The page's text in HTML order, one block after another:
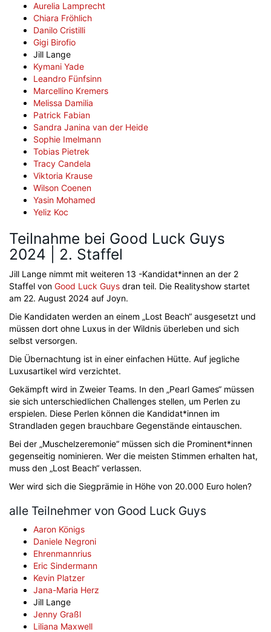
Aurelia Lamprecht
Chiara Fröhlich
Danilo Cristilli
Gigi Birofio
Jill Lange
Kymani Yade
Leandro Fünfsinn
Marcellino Kremers
Melissa Damilia
Patrick Fabian
Sandra Janina van der Heide
Sophie Imelmann
Tobias Pietrek
Tracy Candela
Viktoria Krause
Wilson Coenen
Yasin Mohamed
Yeliz Koc
Teilnahme bei Good Luck Guys
2024 | 2. Staffel
Jill Lange nimmt mit weiteren 13 -Kandidat*innen an der 2
Staffel von Good Luck Guys dran teil. Die Realityshow startet
am 22. August 2024 auf Joyn.
Die Kandidaten werden an einem „Lost Beach“ ausgesetzt und
müssen dort ohne Luxus in der Wildnis überleben und sich
selbst versorgen.
Die Übernachtung ist in einer einfachen Hütte. Auf jegliche
Luxusartikel wird verzichtet.
Gekämpft wird in Zweier Teams. In den „Pearl Games“ müssen
sie sich unterschiedlichen Challenges stellen, um Perlen zu
erspielen. Diese Perlen können die Kandidat*innen im
Strandladen gegen brauchbare Gegenstände eintauschen.
Bei der „Muschelzeremonie“ müssen sich die Prominent*innen
gegenseitig nominieren. Wer die meisten Stimmen erhalten hat,
muss den „Lost Beach“ verlassen.
Wer wird sich die Siegprämie in Höhe von 20.000 Euro holen?
alle Teilnehmer von Good Luck Guys
Aaron Königs
Daniele Negroni
Ehrenmannrius
Eric Sindermann
Kevin Platzer
Jana-Maria Herz
Jill Lange
Jenny Graßl
Liliana Maxwell